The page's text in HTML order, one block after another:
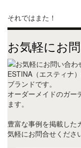
それではまた！
お気軽にお
ESTINA（エスティナ
ブランドです。
オーダーメイドのガー
ます。
豊富な事例を掲載した
気軽にお問合せくださ